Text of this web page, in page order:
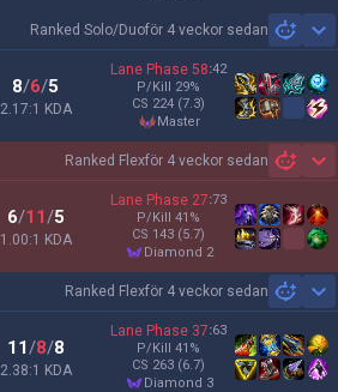
Ranked Solo/Duoför 4 veckor sedan
8/6/5
2.17:1 KDA
Lane Phase 58:42
P/Kill 29%
CS 224 (7.3)
master
Ranked Flexför 4 veckor sedan
6/11/5
1.00:1 KDA
Lane Phase 27:73
P/Kill 41 %
CS 143 (5.7)
diamond 2
Ranked Flexför 4 veckor sedan
11/8/8
2.38:1 KDA
Lane Phase 37:63
P/Kill 41 %
CS 263 (6.7)
diamond 3